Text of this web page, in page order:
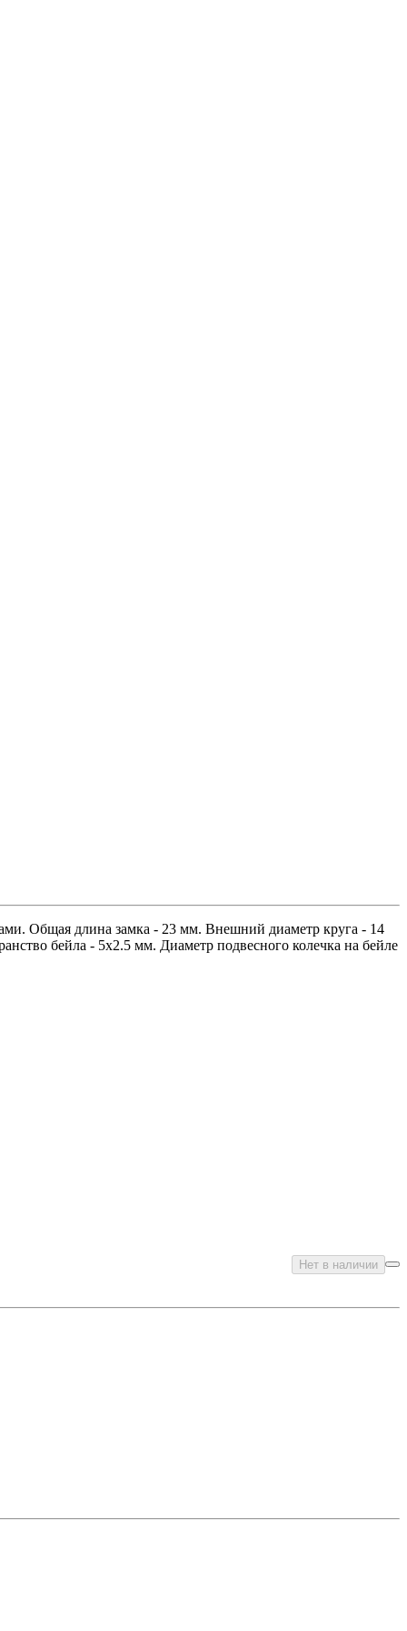
Общая длина замка - 23 мм. Внешний диаметр круга - 14
бейла - 5х2.5 мм. Диаметр подвесного колечка на бейле
Нет в наличии